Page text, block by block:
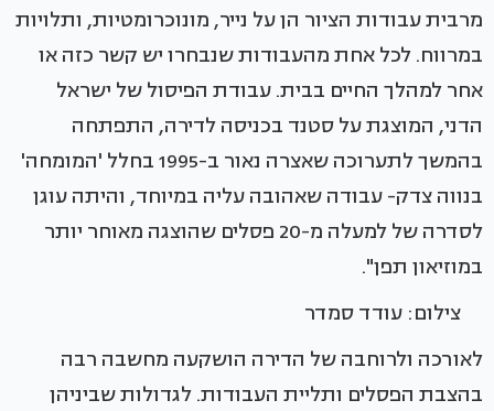
מרבית עבודות הציור הן על נייר, מונוכרומטיות, ותלויות
במרווח. לכל אחת מהעבודות שנבחרו יש קשר כזה או
אחר למהלך החיים בבית. עבודת הפיסול של ישראל
הדני, המוצגת על סטנד בכניסה לדירה, התפתחה
בהמשך לתערוכה שאצרה נאור ב-1995 בחלל 'המומחה'
בנווה צדק- עבודה שאהובה עליה במיוחד, והיתה עוגן
לסדרה של למעלה מ-20 פסלים שהוצגה מאוחר יותר
במוזיאון תפן".
צילום: עודד סמדר
לאורכה ולרוחבה של הדירה הושקעה מחשבה רבה
בהצבת הפסלים ותליית העבודות. לגדולות שביניהן